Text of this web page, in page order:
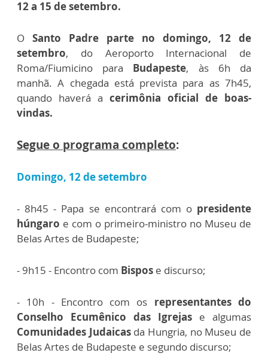
12 a 15 de setembro.
O Santo Padre parte no domingo, 12 de
setembro, do Aeroporto Internacional de
Roma/Fiumicino para Budapeste, às 6h da
manhã. A chegada está prevista para as 7h45,
quando haverá a cerimônia oficial de boas-
vindas.
Segue o programa completo:
Domingo, 12 de setembro
- 8h45 - Papa se encontrará com o presidente
húngaro e com o primeiro-ministro no Museu de
Belas Artes de Budapeste;
- 9h15 - Encontro com Bispos e discurso;
- 10h - Encontro com os representantes do
Conselho Ecumênico das Igrejas e algumas
Comunidades Judaicasda Hungria, no Museu de
Belas Artes de Budapeste e segundo discurso;